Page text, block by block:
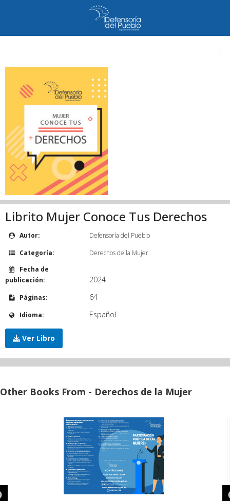
Librito Mujer Conoce Tus Derechos
Autor:
Defensoría del Pueblo
Categoría:
Derechos de la Mujer
Fecha de
publicación:
2024
Páginas: 64
Idioma: Español
Ver Libro
Other Books From - Derechos de la Mujer